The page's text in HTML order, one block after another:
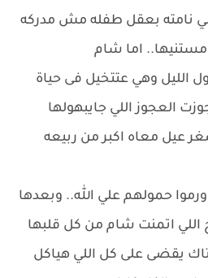
نامته بعقل طفله مش مدركه
مستنيها.. اما شام
وهي عتتخيل فى حياة
العجوز اللي جايبهولها
عيل معاه اكبر من ربيعه
ورموا حمولهم علي الله.. وبعدها
اللي اتمنت شام من كل قلبها
يقضى على كل اللي هياكل